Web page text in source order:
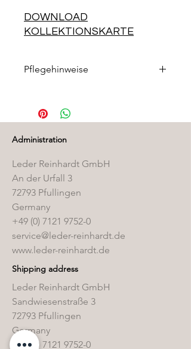
DOWNLOAD
KOLLEKTIONSKARTE
Pflegehinweise
Pflegemittelshop
Administration
Leder Reinhardt GmbH
An der Urfall 3
72793 Pfullingen
Germany
+49 (0) 7121 9752-0
service@leder-reinhardt.de
www.leder-reinhardt.de
Shipping address
Leder Reinhardt GmbH
Sandwiesenstraße 3
72793 Pfullingen
Germany
+49 (0) 7121 9752-0